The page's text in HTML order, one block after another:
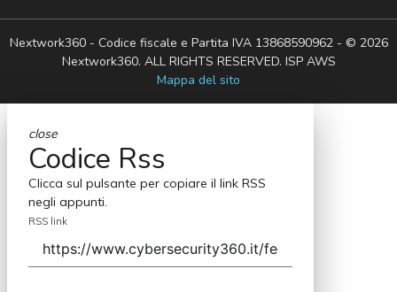
Nextwork360 - Codice fiscale e Partita IVA 13868590962 - © 2026
Nextwork360. ALL RIGHTS RESERVED. ISP AWS
Mappa del sito
close
Codice Rss
Clicca sul pulsante per copiare il link RSS
negli appunti.
RSS link